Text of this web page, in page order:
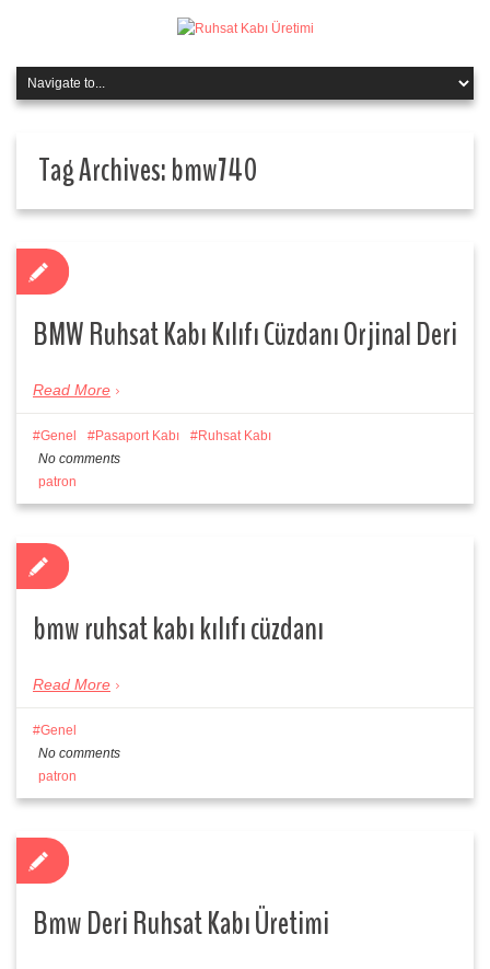
Tag Archives:bmw740
BMW Ruhsat Kabı Kılıfı Cüzdanı Orjinal Deri
Read More
Genel Pasaport Kabı
Ruhsat Kabı
No comments
patron
bmw ruhsat kabı kılıfı cüzdanı
Read More
Genel
No comments
patron
Bmw Deri Ruhsat Kabı Üretimi